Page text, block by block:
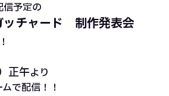
信予定の
ッチャード 制作発表会
正午より
で配信！！